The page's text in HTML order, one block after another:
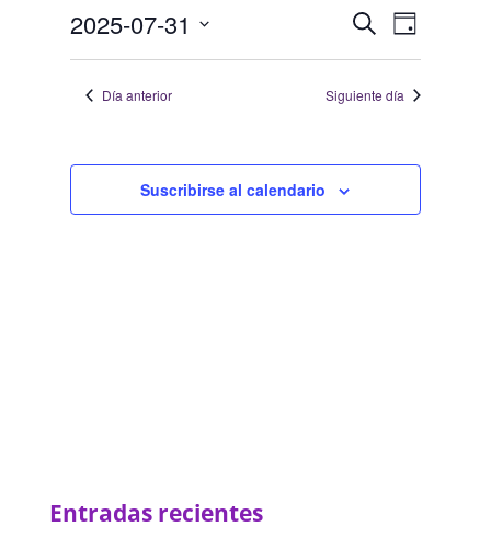
julio,
2025 de
y
de
Eventos
Buscar
de
vistas
de
Día
2025-07-31
fecha.Día anterior Siguiente día
Suscribirse al calendario
Entradas recientes